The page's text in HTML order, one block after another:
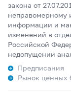
закона от
неправомерному
информации и
изменений в
Российской
недопущении
Предписания
Рынок ценных